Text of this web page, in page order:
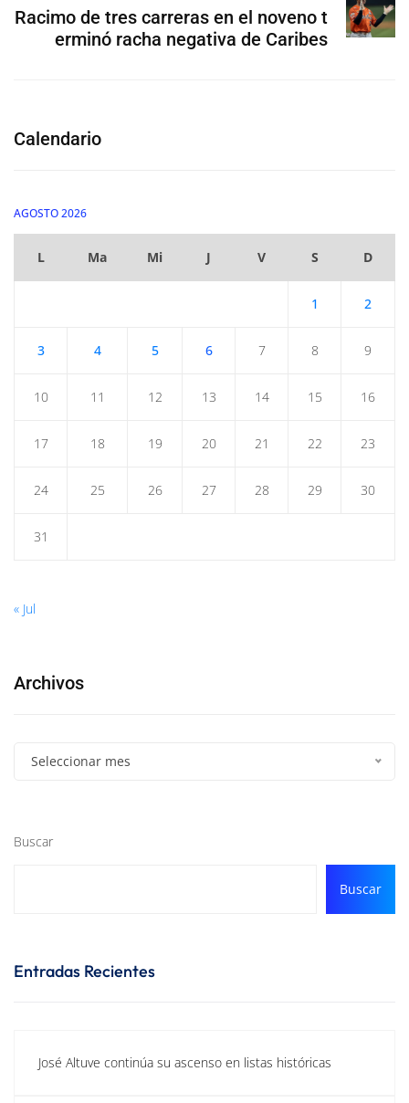
Racimo de tres carreras en el noveno t
erminó racha negativa de Caribes
Calendario
AGOSTO 2026
L Ma Mi J V S D
1 2
3 4 5 6 7 8 9
10 11 12 13 14 15 16
17 18 19 20 21 22 23
24 25 26 27 28 29 30
31
« Jul
Archivos
Seleccionar mes
Buscar
Buscar
Entradas Recientes
José Altuve continúa su ascenso en listas históricas